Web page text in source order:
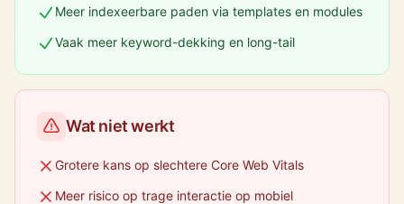
Meer indexeerbare paden via templates en modules
Vaak meer keyword-dekking en long-tail
Wat niet werkt
Grotere kans op slechtere Core Web Vitals
Meer risico op trage interactie op mobiel